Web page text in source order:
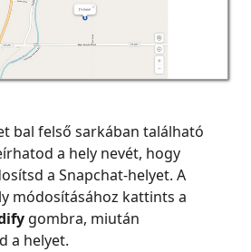
bal felső sarkában található
a hely nevét, hogy
a Snapchat‑helyet. A
módosításához kattints a
gombra, miután
a helyet.